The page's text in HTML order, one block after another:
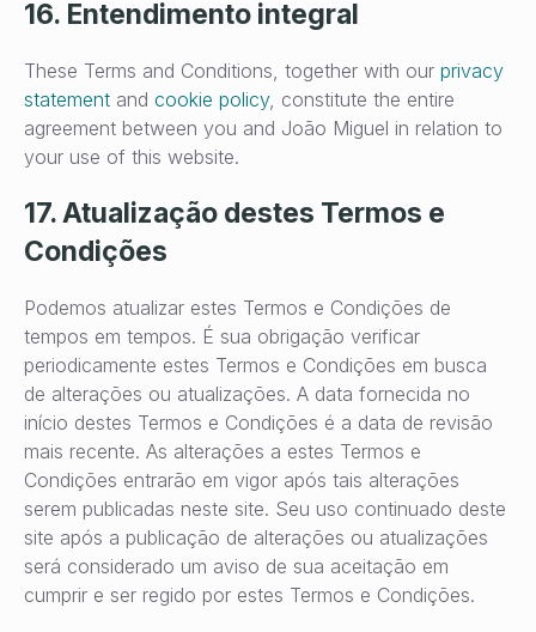
16. Entendimento integral
These Terms and Conditions, together with our privacy
statement and cookie policy, constitute the entire
agreement between you and João Miguel in relation to
your use of this website.
17. Atualização destes Termos e
Condições
Podemos atualizar estes Termos e Condições de
tempos em tempos. É sua obrigação verificar
periodicamente estes Termos e Condições em busca
de alterações ou atualizações. A data fornecida no
início destes Termos e Condições é a data de revisão
mais recente. As alterações a estes Termos e
Condições entrarão em vigor após tais alterações
serem publicadas neste site. Seu uso continuado deste
site após a publicação de alterações ou atualizações
será considerado um aviso de sua aceitação em
cumprir e ser regido por estes Termos e Condições.